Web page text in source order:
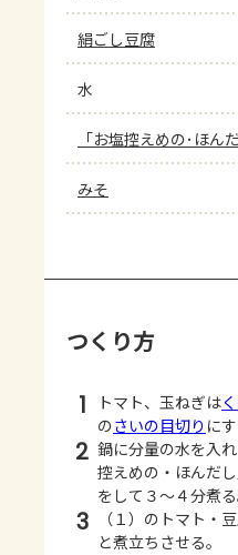
絹ごし豆腐
水
「お塩控えめの･ほん
みそ
つくり方
1 トマト、玉ねぎは
のさいの目切り にす
2 鍋に分量の水を入
控えめの・ほんだ
をして３～４分煮る
3
（１）のトマト・
と煮立ちさせる。